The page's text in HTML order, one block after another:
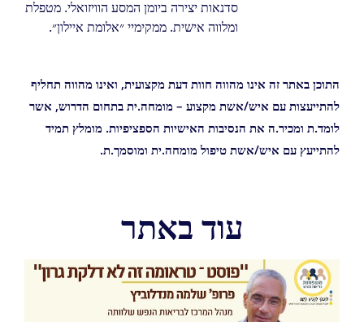
סדנאות יצירה ביומן המסע הוויזואלי. מטפלת
ומלווה אישית. ממקימיי ״אלומת איילון״.
התוכן באתר זה אינו מהווה חוות דעת מקצועית, ואינו מהווה תחליף
להתייעצות עם איש/אשת מקצוע – מומחה.ית בתחום הדרוש, אשר
לומד.ת ומכיר.ה את הנסיבות האישיות הספציפיות. מומלץ תמיד
להתייעץ עם איש/אשת טיפול מומחה.ית ומוסמך.ת.
עוד באתר